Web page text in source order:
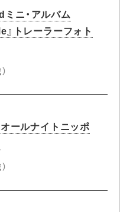
ニ・アルバム
』トレーラーフォト
ールナイトニッポ